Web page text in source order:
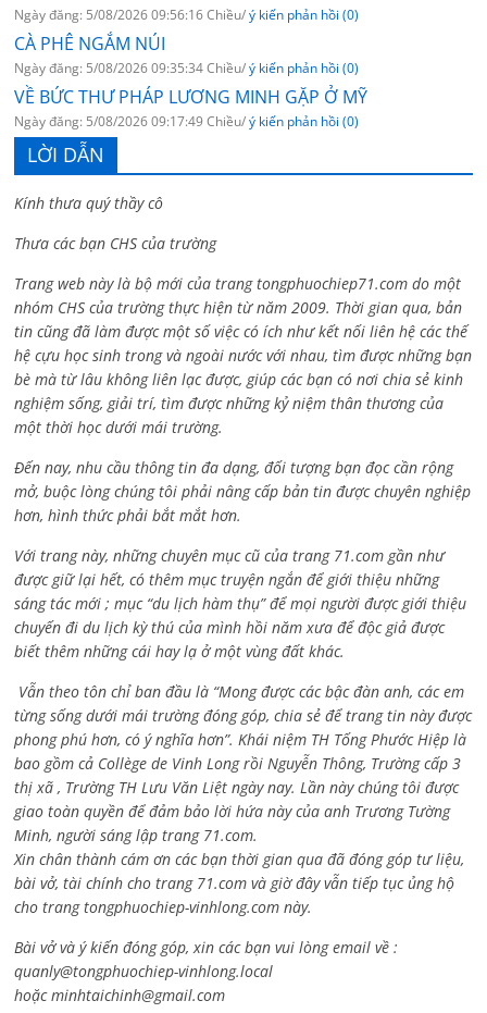
Ngày đăng: 5/08/2026 09:56:16 Chiều/ý kiến phản hồi (0)
CÀ PHÊ NGẮM NÚI
Ngày đăng: 5/08/2026 09:35:34 Chiều/ý kiến phản hồi (0)
VỀ BỨC THƯ PHÁP LƯƠNG MINH GẶP Ở MỸ
Ngày đăng: 5/08/2026 09:17:49 Chiều/ý kiến phản hồi (0)
LỜI DẪN
Kính thưa quý thầy cô
Thưa các bạn CHS của trường
Trang web này là bộ mới của trang tongphuochiep71.com do một
nhóm CHS của trường thực hiện từ năm 2009. Thời gian qua, bản
tin cũng đã làm được một số việc có ích như kết nối liên hệ các thế
hệ cựu học sinh trong và ngoài nước với nhau, tìm được những bạn
bè mà từ lâu không liên lạc được, giúp các bạn có nơi chia sẻ kinh
nghiệm sống, giải trí, tìm được những kỷ niệm thân thương của
một thời học dưới mái trường.
Đến nay, nhu cầu thông tin đa dạng, đối tượng bạn đọc cần rộng
mở, buộc lòng chúng tôi phải nâng cấp bản tin được chuyên nghiệp
hơn, hình thức phải bắt mắt hơn.
Với trang này, những chuyên mục cũ của trang 71.com gần như
được giữ lại hết, có thêm mục truyện ngắn để giới thiệu những
sáng tác mới ; mục “du lịch hàm thụ” để mọi người được giới thiệu
chuyến đi du lịch kỳ thú của mình hồi năm xưa để độc giả được
biết thêm những cái hay lạ ở một vùng đất khác.
Vẫn theo tôn chỉ ban đầu là “Mong được các bậc đàn anh, các em
từng sống dưới mái trường đóng góp, chia sẻ để trang tin này được
phong phú hơn, có ý nghĩa hơn”. Khái niệm TH Tống Phước Hiệp là
bao gồm cả Collège de Vinh Long rồi Nguyễn Thông, Trường cấp 3
thị xã , Trường TH Lưu Văn Liệt ngày nay. Lần này chúng tôi được
giao toàn quyền để đảm bảo lời hứa này của anh Trương Tường
Minh, người sáng lập trang 71.com.
Xin chân thành cám ơn các bạn thời gian qua đã đóng góp tư liệu,
bài vở, tài chính cho trang 71.com và giờ đây vẫn tiếp tục ủng hộ
cho trang tongphuochiep-vinhlong.com này.
Bài vở và ý kiến đóng góp, xin các bạn vui lòng email về :
quanly@tongphuochiep-vinhlong.local
hoặcminhtaichinh@gmail.com